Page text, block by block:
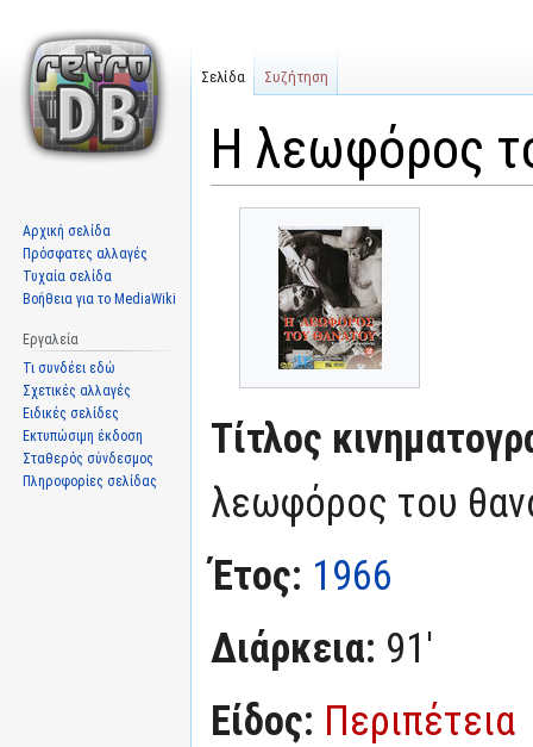
Η λεωφόρος
Τίτλος
λεωφόρος του
Έτος: 1966
Διάρκεια: 91'
Είδος: Περιπέτεια
Σελίδα Συζήτηση
Αρχική σελίδα
Πρόσφατες αλλαγές
Τυχαία σελίδα
Βοήθεια για το MediaWiki
Εργαλεία
Τι συνδέει εδώ
Σχετικές αλλαγές
Ειδικές σελίδες
Εκτυπώσιμη έκδοση
Σταθερός σύνδεσμος
Πληροφορίες σελίδας